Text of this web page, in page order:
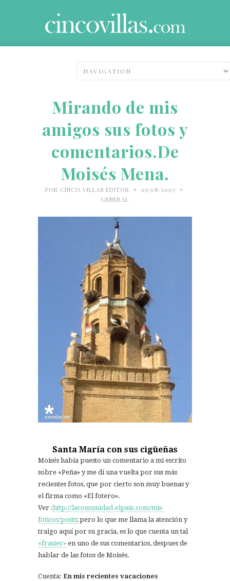
Mirando de mis
amigos sus fotos y
comentarios.De
Moisés Mena.
POR CINCO VILLAS EDITOR • 05/08/2007 •
GENERAL
Santa María con sus cigüeñas
Moisés había puesto un comentario a mi escrito
sobre «Peña» y me dí una vuelta por sus más
recientes fotos, que por cierto son muy buenas y
el firma como «El fotero».
Ver :http://lacomunidad.elpais.com/mis-
foticos/posts; pero lo que me llama la atención y
traigo aquí por su gracia, es lo que cuenta un tal
«frasier» en uno de sus comentarios, despues de
hablar de las fotos de Moisés.
Cuenta: En mis recientes vacaciones